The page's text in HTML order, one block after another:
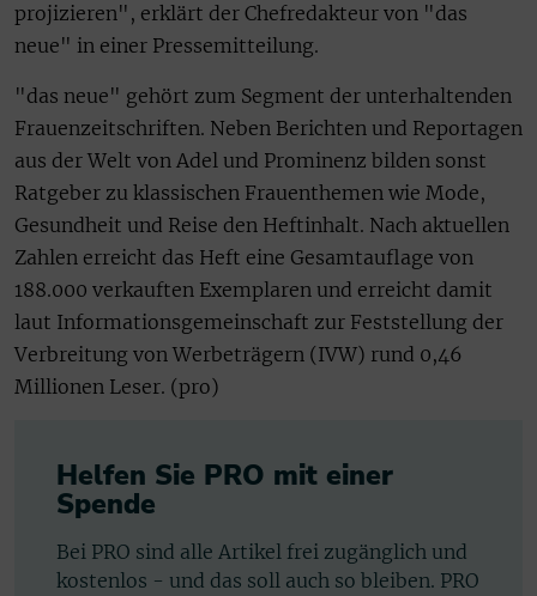
projizieren", erklärt der Chefredakteur von "das
neue" in einer Pressemitteilung.
"das neue" gehört zum Segment der unterhaltenden
Frauenzeitschriften. Neben Berichten und Reportagen
aus der Welt von Adel und Prominenz bilden sonst
Ratgeber zu klassischen Frauenthemen wie Mode,
Gesundheit und Reise den Heftinhalt. Nach aktuellen
Zahlen erreicht das Heft eine Gesamtauflage von
188.000 verkauften Exemplaren und erreicht damit
laut Informationsgemeinschaft zur Feststellung der
Verbreitung von Werbeträgern (IVW) rund 0,46
Millionen Leser. (pro)
Helfen Sie PRO mit einer
Spende
Bei PRO sind alle Artikel frei zugänglich und
kostenlos - und das soll auch so bleiben. PRO